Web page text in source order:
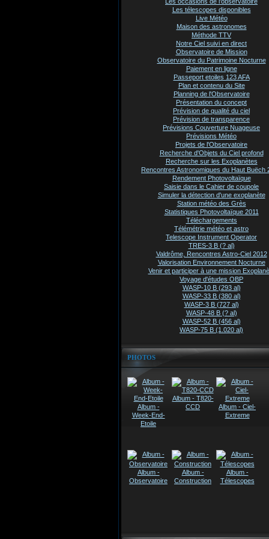
Les télescopes disponibles
Live Météo
Maison des astronomes
Méthode TTV
Notre Ciel suivi en direct
Observatoire de Mission
Observatoire du Patrimoine Nocturne
Paiement en ligne
Passeport etoiles 123 AFA
Plan et contenu du Site
Planning de l'Observatoire
Présentation du concept
Prévision de qualité du ciel
Prévision de transparence
Prévisions Couverture Nuageuse
Prévisions Météo
Projets de l'Observatoire
Recherche d'Objets du Ciel profond
Recherche sur les Exoplanètes
Rencontres Astronomiques du Haut Buëch
Rendement Photovoltaïque
Saisie dans le Cahier de coupole
Simuler la détection d'une exoplanète
Station météo des Grès
Statistiques Photovoltaïque 2011
Téléchargements
Télémétrie météo et astro
Telescope Instrument Operator
TRES-3 B (? al)
Valdrôme, Rencontres Astro-Ciel 2012
Valorisation Environnement Nocturne
Venir et participer à une mission
Voyage d'études OBP
WASP-10 B (293 al)
WASP-33 B (380 al)
WASP-3 B (727 al)
WASP-48 B (? al)
WASP-52 B (456 al)
WASP-75 B (1.020 al)
PHOTOS
Album -
Week-End-
Etoile
Album - T820-
CCD
Album - Ciel-
Extreme
Album -
Observatoire
Album -
Construction
Album -
Télescopes